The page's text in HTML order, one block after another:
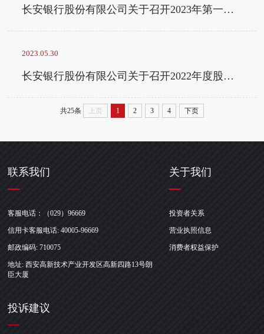
长安银行股份有限公司关于召开2023年第一次临时股东大会的通知
2023.05.30
长安银行股份有限公司关于召开2022年度股东大会的通知
共25条 上页 1 2 3 4 下页
联系我们
客服电话：（029）96669
信用卡客服电话: 40005-96669
邮政编码: 710075
地址: 西安高新技术产业开发区高新四路13号朗
臣大厦
关于我们
投资者关系
营业执照信息
消费者权益保护
投诉建议